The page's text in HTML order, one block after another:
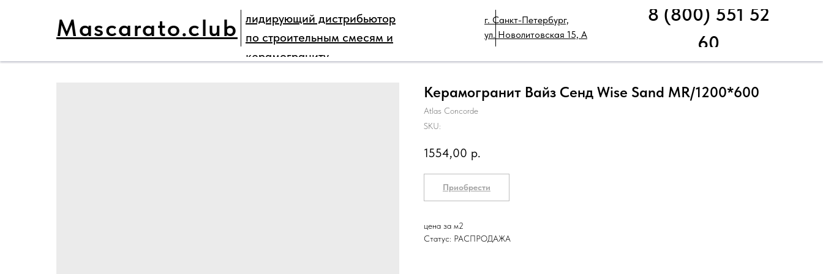
ГЛАВНАЯ НАШИ ПРОЕКТЫ ПАРТНЕРЫ ДЛЯ ПРОФЕССИОНАЛОВ КАТАЛОГ ТЕХНИЧЕСКАЯ ПОДДЕРЖКА
РАСПРОДАЖА
КОНТАКТЫ
8 (800) 551 52
60
Mascarato.club
лидирующий дистрибьютор
по строительным смесям и
керамограниту
г. Санкт-Петербург,
ул. Новолитовская 15, А
Керамогранит Вайз Сенд Wise Sand MR/1200*600
Atlas Concorde
SKU:
1554,00 р.
Приобрести
цена за м2
Статус: РАСПРОДАЖА